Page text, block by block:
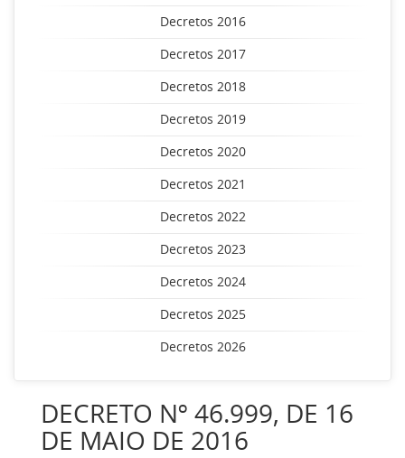
Decretos 2016
Decretos 2017
Decretos 2018
Decretos 2019
Decretos 2020
Decretos 2021
Decretos 2022
Decretos 2023
Decretos 2024
Decretos 2025
Decretos 2026
DECRETO Nº 46.999, DE 16
DE MAIO DE 2016